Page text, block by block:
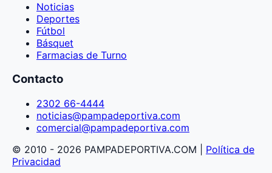
Noticias
Deportes
Fútbol
Básquet
Farmacias de Turno
Contacto
2302 66-4444
noticias@pampadeportiva.com
comercial@pampadeportiva.com
© 2010 - 2026 PAMPADEPORTIVA.COM | Política de
Privacidad